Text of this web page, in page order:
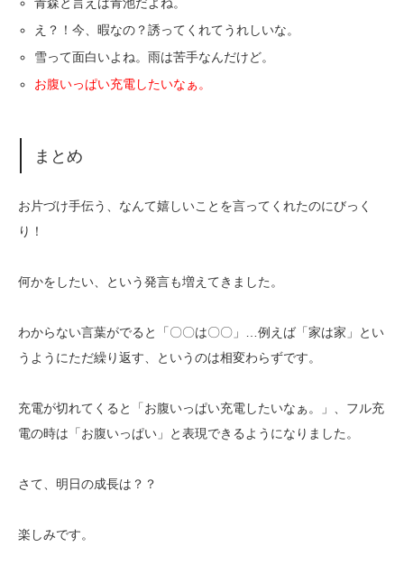
え？！今、暇なの？誘ってくれてうれしいな。
雪って面白いよね。雨は苦手なんだけど。
お腹いっぱい充電したいなぁ。
まとめ
お片づけ手伝う、なんて嬉しいことを言ってくれたのにびっく
り！
何かをしたい、という発言も増えてきました。
わからない言葉がでると「〇〇は〇〇」…例えば「家は家」とい
うようにただ繰り返す、というのは相変わらずです。
充電が切れてくると「お腹いっぱい充電したいなぁ。」、フル充
電の時は「お腹いっぱい」と表現できるようになりました。
さて、明日の成長は？？
楽しみです。